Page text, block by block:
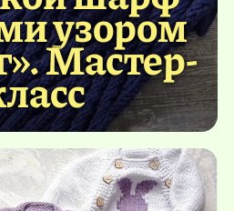
узором
Мастер-